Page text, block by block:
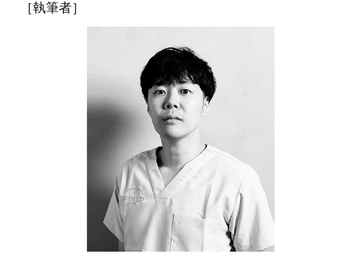
［執筆者］